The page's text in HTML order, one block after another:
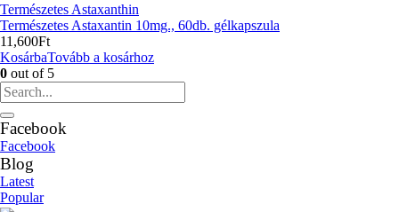
Természetes Astaxanthin
Természetes Astaxantin 10mg., 60db. gélkapszula
11,600Ft
KosárbaTovább a kosárhoz
0 out of 5
Facebook
Facebook
Blog
Latest
Popular